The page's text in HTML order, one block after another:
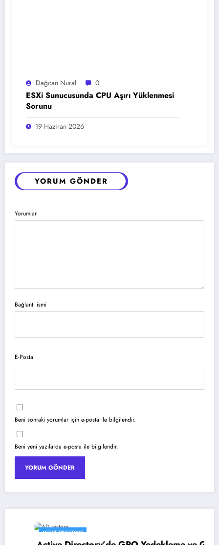
Dağcan Nural 0
ESXi Sunucusunda CPU Aşırı Yüklenmesi
Sorunu
19 Haziran 2026
YORUM GÖNDER
Yorumlar
Bağlantı ismi
E-Posta
Beni sonraki yorumlar için e-posta ile bilgilendir.
Beni yeni yazılarda e-posta ile bilgilendir.
ACTIVE DIRECTORY